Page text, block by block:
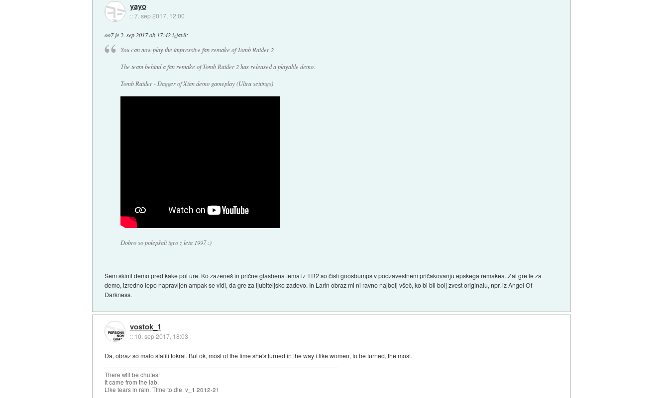
yayo
::7. sep 2017, 12:00
oo7je 2. sep 2017 ob 17:42 izjavil:
You can now play the impressive fan remake of Tomb Raider 2
The team behind a fan remake of Tomb Raider 2 has released a playable demo.
Tomb Raider - Dagger of Xian demo gameplay (Ultra settings)
Dobro so polepšali igro z leta 1997 :)
Sem skinil demo pred kake pol ure. Ko zaženeš in prične glasbena tema iz TR2 so čisti goosbumps v podzavestnem pričakovanju epskega remakea. Žal gre le za
demo, izredno lepo napravljen ampak se vidi, da gre za ljubiteljsko zadevo. In Larin obraz mi ni ravno najbolj všeč, ko bi bil bolj zvest originalu, npr. iz Angel Of
Darkness.
vostok_1
:: 10. sep 2017, 18:03
Da, obraz so malo sfalili tokrat. But ok, most of the time she's turned in the way i like women, to be turned, the most.
There will be chutes!
It came from the lab.
Like tears in rain. Time to die. v_1 2012-21